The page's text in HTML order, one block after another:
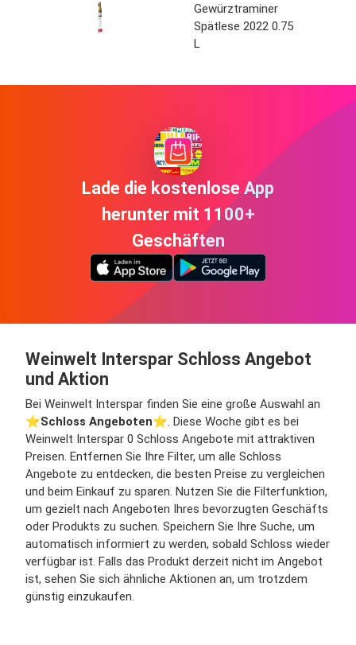
Gewürztraminer
Spätlese 2022 0.75
L
Lade die kostenlose App
herunter mit 1100+
Geschäften
Weinwelt Interspar Schloss Angebot
und Aktion
Bei Weinwelt Interspar finden Sie eine große Auswahl an
⭐️Schloss Angeboten⭐️. Diese Woche gibt es bei
Weinwelt Interspar 0 Schloss Angebote mit attraktiven
Preisen. Entfernen Sie Ihre Filter, um alle Schloss
Angebote zu entdecken, die besten Preise zu vergleichen
und beim Einkauf zu sparen. Nutzen Sie die Filterfunktion,
um gezielt nach Angeboten Ihres bevorzugten Geschäfts
oder Produkts zu suchen. Speichern Sie Ihre Suche, um
automatisch informiert zu werden, sobald Schloss wieder
verfügbar ist. Falls das Produkt derzeit nicht im Angebot
ist, sehen Sie sich ähnliche Aktionen an, um trotzdem
günstig einzukaufen.